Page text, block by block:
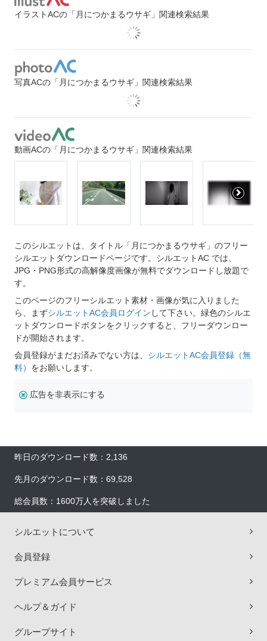
イラストACの「月につかまるウサギ」関連検索結果
写真ACの「月につかまるウサギ」関連検索結果
動画ACの「月につかまるウサギ」関連検索結果
このシルエットは、タイトル「月につかまるウサギ」のフリー
シルエットダウンロードページです。シルエットAC では、
JPG・PNG形式の高解像度画像が無料でダウンロードし放題で
す。
このページのフリーシルエット素材・画像が気に入りました
ら、まずシルエットAC会員ログイン して下さい。緑色のシルエ
ットダウンロードボタンをクリックすると、フリーダウンロー
ドが開始されます。
会員登録がまだお済みでない方は、 シルエットAC会員登録（無
料） をお願いします。
広告を非表示にする
昨日のダウンロード数：2,136
先月のダウンロード数：69,528
総会員数：1600万人を突破しました
シルエットについて
会員登録
プレミアム会員サービス
ヘルプ＆ガイド
グループサイト